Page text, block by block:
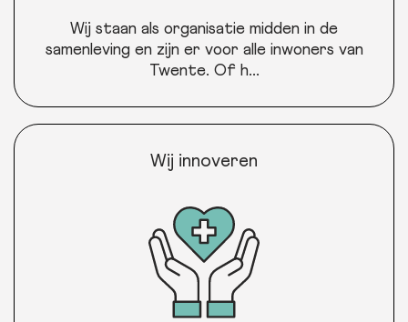
Wij staan als organisatie midden in de
samenleving en zijn er voor alle inwoners van
Twente. Of h...
Wij innoveren